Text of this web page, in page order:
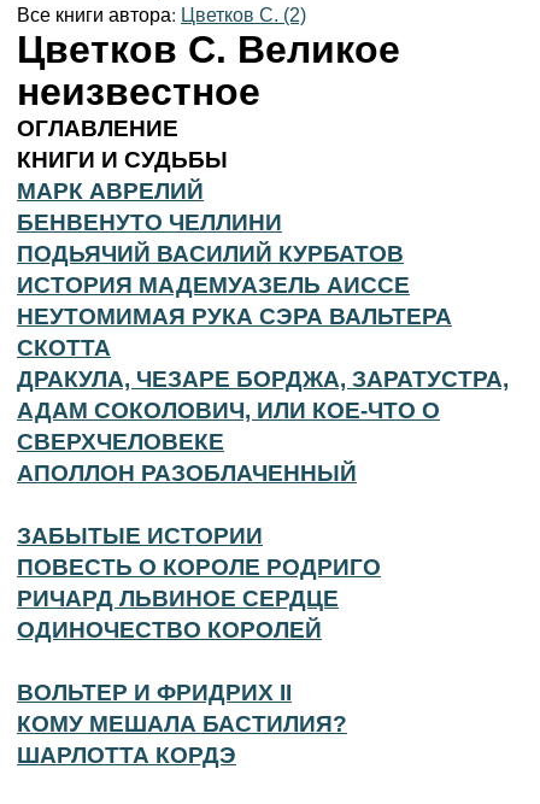
Все книги автора: Цветков С. (2)
Цветков С. Великое
неизвестное
ОГЛАВЛЕНИЕ
КНИГИ И СУДЬБЫ
МАРК АВРЕЛИЙ
БЕНВЕНУТО ЧЕЛЛИНИ
ПОДЬЯЧИЙ ВАСИЛИЙ КУРБАТОВ
ИСТОРИЯ МАДЕМУАЗЕЛЬ АИССЕ
НЕУТОМИМАЯ РУКА СЭРА ВАЛЬТЕРА
СКОТТА
ДРАКУЛА, ЧЕЗАРЕ БОРДЖА, ЗАРАТУСТРА,
АДАМ СОКОЛОВИЧ, ИЛИ КОЕ-ЧТО О
СВЕРХЧЕЛОВЕКЕ
АПОЛЛОН РАЗОБЛАЧЕННЫЙ
ЗАБЫТЫЕ ИСТОРИИ
ПОВЕСТЬ О КОРОЛЕ РОДРИГО
РИЧАРД ЛЬВИНОЕ СЕРДЦЕ
ОДИНОЧЕСТВО КОРОЛЕЙ
ВОЛЬТЕР И ФРИДРИХ II
КОМУ МЕШАЛА БАСТИЛИЯ?
ШАРЛОТТА КОРДЭ